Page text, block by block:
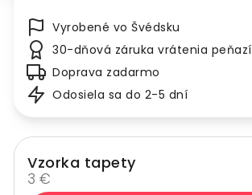
Vyrobené vo Švédsku
30-dňová záruka vrátenia peňazí
Doprava zadarmo
Odosiela sa do 2-5 dní
Vzorka tapety
3 €